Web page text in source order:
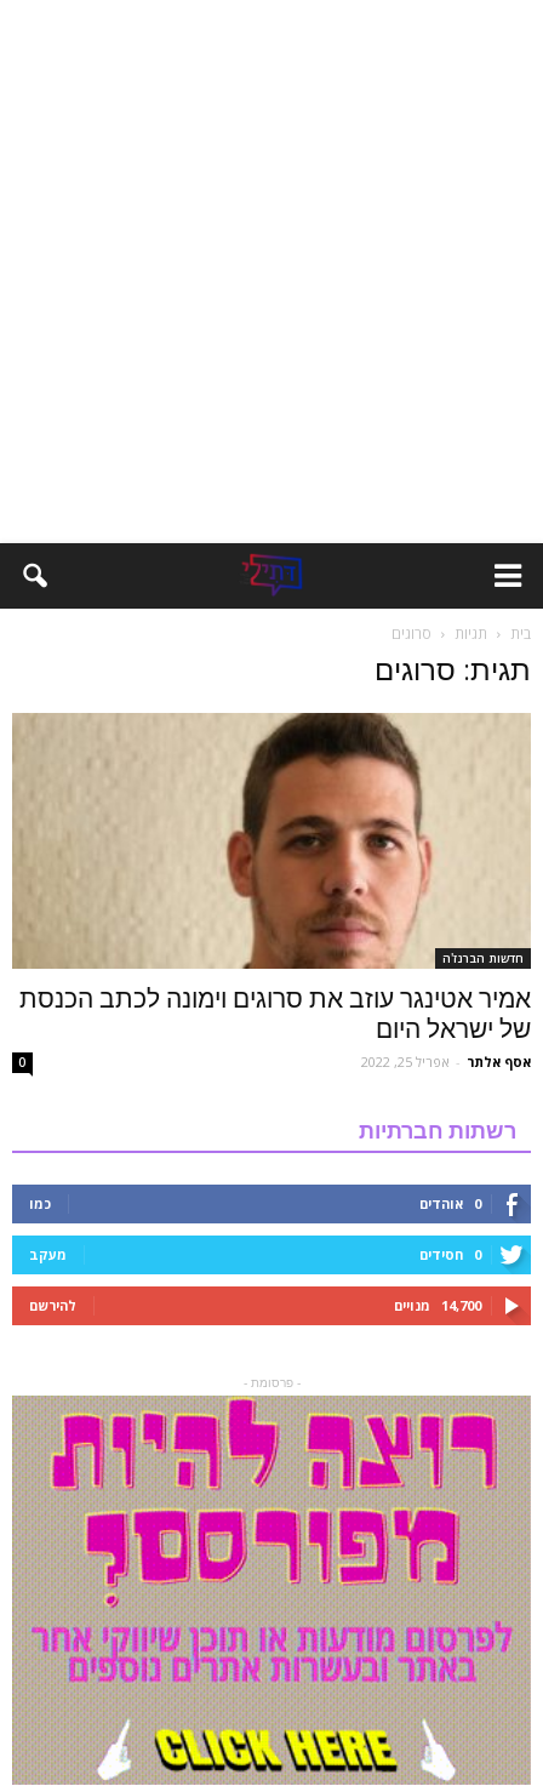
בית תגיות סרוגים
תגית: סרוגים
חדשות הברנז'ה
אמיר אטינגר עוזב את סרוגים וימונה לכתב הכנסת
של ישראל היום
אסף אלתר - אפריל 25, 2022 0
רשתות חברתיות
0 אוהדים כמו
0 חסידים מעקב
14,700 מנויים להירשם
- פרסומת -